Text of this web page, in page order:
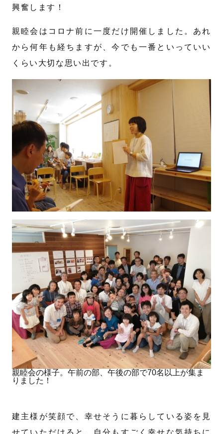
興奮します！
親睦会はコロナ前に一度だけ開催しました。あれ
から何年も経ちますが、今でも一番といっていい
くらい大切な思い出です。
親睦会の様子。午前の部、午後の部で70名以上が集ま
りました！
建主様が笑顔で、幸せそうに暮らしている姿を見
せていただけると、自分もすごく幸せな気持ちに